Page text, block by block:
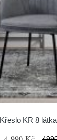
Křeslo KR 8